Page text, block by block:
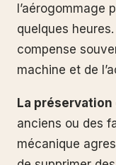
l’aérogommage
quelques
compense
machine et de
La préservation
anciens ou des
mécanique